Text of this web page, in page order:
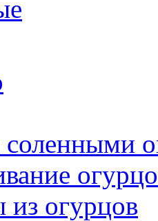
соленными
из огурцов